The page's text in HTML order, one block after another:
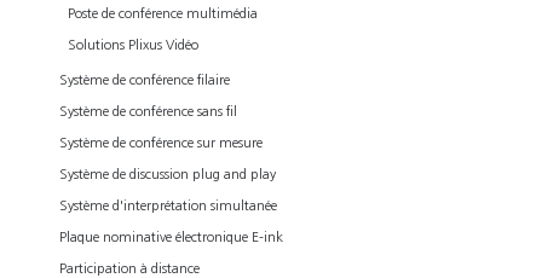
Poste de conférence multimédia
Solutions Plixus Vidéo
Système de conférence filaire
Système de conférence sans fil
Système de conférence sur mesure
Système de discussion plug and play
Système d'interprétation simultanée
Plaque nominative électronique E-ink
Participation à distance